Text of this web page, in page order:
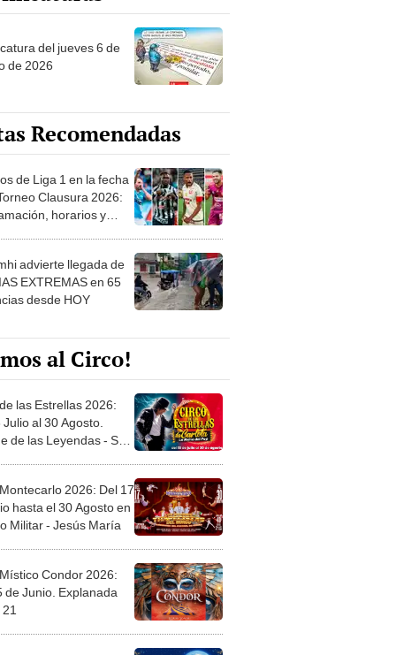
del jueves 6 de
de 2026
Recomendadas
de Liga 1 en la fecha
Clausura 2026:
horarios y
advierte llegada de
EXTREMAS en 65
desde HOY
al Circo!
las Estrellas 2026:
Julio al 30 Agosto.
de las Leyendas - San
2026: Del 17
hasta el 30 Agosto en
Militar - Jesús María
Condor 2026:
de Junio. Explanada